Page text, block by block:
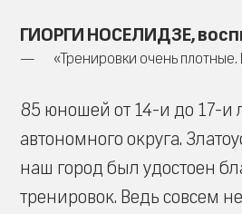
ГИОРГИ НОСЕЛИДЗЕ,
«Тренировки очень
85 юношей от 14-и до 17-и
автономного округа.
наш город был удостоен
тренировок. Ведь совсем